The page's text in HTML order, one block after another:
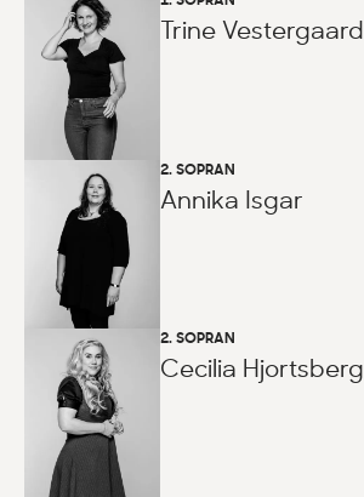
Trine Vestergaard
2. SOPRAN
Annika Isgar
2. SOPRAN
Cecilia Hjortsberg